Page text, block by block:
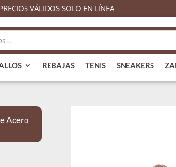
PRECIOS VÁLIDOS SOLO EN LÍNEA
REBAJAS TENIS SNEAKERS
Acero